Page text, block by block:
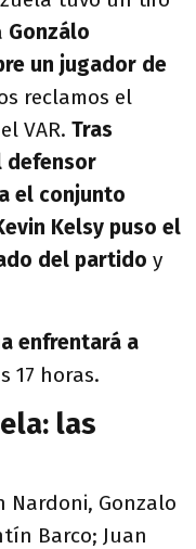
Gonzálo
un jugador de
reclamos el
VAR. Tras
defensor
el conjunto
Kelsy puso el
del partido y
enfrentará a
17 horas.
las
Nardoni, Gonzalo
Barco; Juan